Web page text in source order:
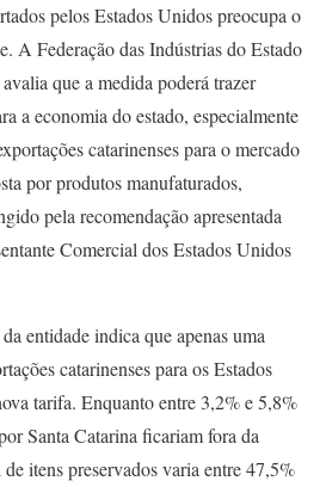
pelos Estados Unidos preocupa o
A Federação das Indústrias do Estado
que a medida poderá trazer
a economia do estado, especialmente
catarinenses para o mercado
por produtos manufaturados,
pela recomendação apresentada
Comercial dos Estados Unidos
entidade indica que apenas uma
catarinenses para os Estados
tarifa. Enquanto entre 3,2% e 5,8%
Santa Catarina ficariam fora da
itens preservados varia entre 47,5%